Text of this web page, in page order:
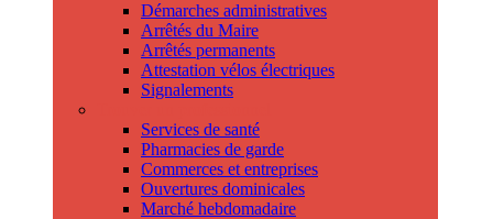
Démarches administratives
Arrêtés du Maire
Arrêtés permanents
Attestation vélos électriques
Signalements
Services de santé
Pharmacies de garde
Commerces et entreprises
Ouvertures dominicales
Marché hebdomadaire